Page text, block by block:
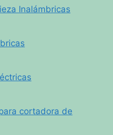
Inalámbricas
cortadora de